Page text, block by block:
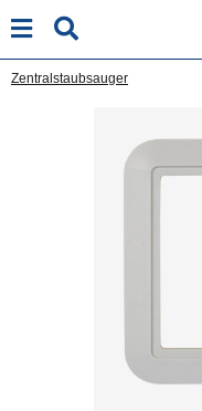
Zentralstaubsauger